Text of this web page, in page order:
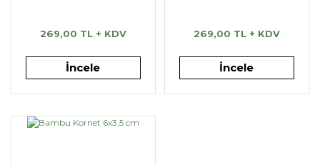
269,00 TL + KDV
İncele
269,00 TL + KDV
İncele